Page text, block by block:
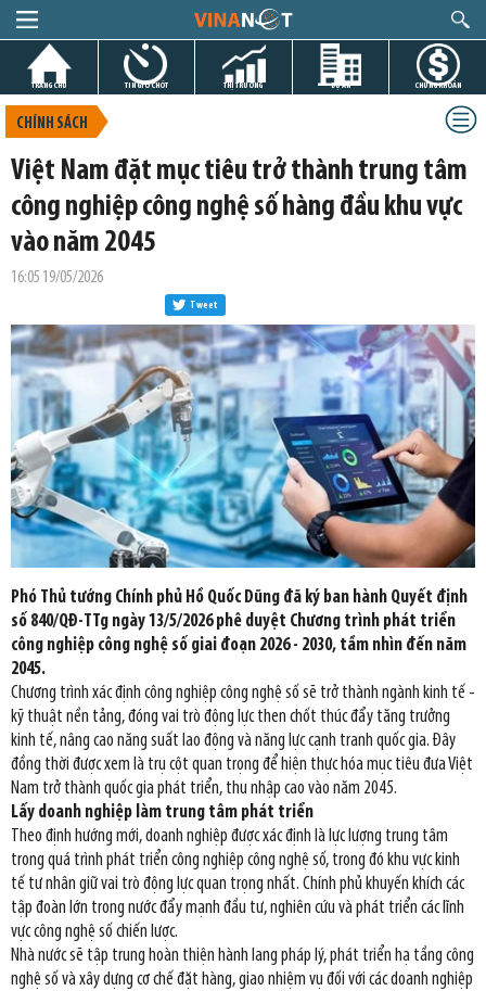
TRANG CHỦ TIN GIỜ CHÓT THỊ TRƯỜNG DỰ ÁN CHỨNG KHOÁN
CHÍNH SÁCH
Việt Nam đặt mục tiêu trở thành trung tâm
công nghiệp công nghệ số hàng đầu khu vực
vào năm 2045
16:05 19/05/2026
Tweet
Phó Thủ tướng Chính phủ Hồ Quốc Dũng đã ký ban hành Quyết định
số 840/QĐ-TTg ngày 13/5/2026 phê duyệt Chương trình phát triển
công nghiệp công nghệ số giai đoạn 2026 - 2030, tầm nhìn đến năm
2045.
Chương trình xác định công nghiệp công nghệ số sẽ trở thành ngành kinh tế -
kỹ thuật nền tảng, đóng vai trò động lực then chốt thúc đẩy tăng trưởng
kinh tế, nâng cao năng suất lao động và năng lực cạnh tranh quốc gia. Đây
đồng thời được xem là trụ cột quan trọng để hiện thực hóa mục tiêu đưa Việt
Nam trở thành quốc gia phát triển, thu nhập cao vào năm 2045.
Lấy doanh nghiệp làm trung tâm phát triển
Theo định hướng mới, doanh nghiệp được xác định là lực lượng trung tâm
trong quá trình phát triển công nghiệp công nghệ số, trong đó khu vực kinh
tế tư nhân giữ vai trò động lực quan trọng nhất. Chính phủ khuyến khích các
tập đoàn lớn trong nước đẩy mạnh đầu tư, nghiên cứu và phát triển các lĩnh
vực công nghệ số chiến lược.
Nhà nước sẽ tập trung hoàn thiện hành lang pháp lý, phát triển hạ tầng công
nghệ số và xây dựng cơ chế đặt hàng, giao nhiệm vụ đối với các doanh nghiệp